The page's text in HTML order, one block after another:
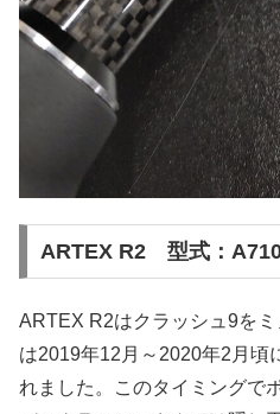
ARTEX R2 型式：
ARTEX R2はクラッシュ9を
は2019年12月～2020年2月頃
れました。このタイミングで